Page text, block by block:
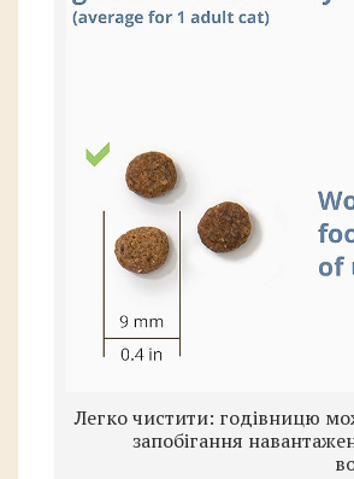
Легко чистити: годівницю
запобігання